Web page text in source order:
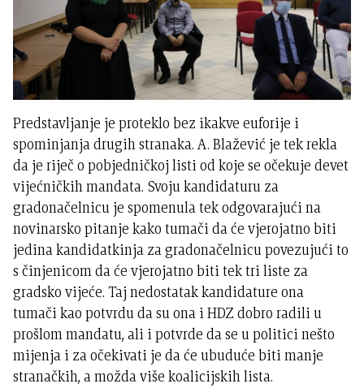
Predstavljanje je proteklo bez ikakve euforije i
spominjanja drugih stranaka. A. Blažević je tek rekla
da je riječ o pobjedničkoj listi od koje se očekuje devet
vijećničkih mandata. Svoju kandidaturu za
gradonačelnicu je spomenula tek odgovarajući na
novinarsko pitanje kako tumači da će vjerojatno biti
jedina kandidatkinja za gradonačelnicu povezujući to
s činjenicom da će vjerojatno biti tek tri liste za
gradsko vijeće. Taj nedostatak kandidature ona
tumači kao potvrdu da su ona i HDZ dobro radili u
prošlom mandatu, ali i potvrde da se u politici nešto
mijenja i za očekivati je da će ubuduće biti manje
stranačkih, a možda više koalicijskih lista.